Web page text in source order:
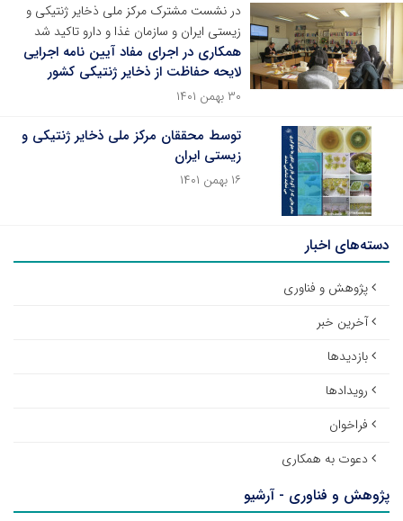
در نشست مشترک مرکز ملی ذخایر ژنتیکی و
زیستی ایران و سازمان غذا و دارو تاکید شد
همکاری در اجرای مفاد آیین نامه اجرایی
لایحه حفاظت از ذخایر ژنتیکی کشور
۳۰ بهمن ۱۴۰۱
توسط محققان مرکز ملی ذخایر ژنتیکی و
زیستی ایران
۱۶ بهمن ۱۴۰۱
دسته‌های اخبار
پژوهش و فناوری
آخرین خبر
بازدیدها
رویدادها
فراخوان
دعوت به همکاری
پژوهش و فناوری - آرشیو